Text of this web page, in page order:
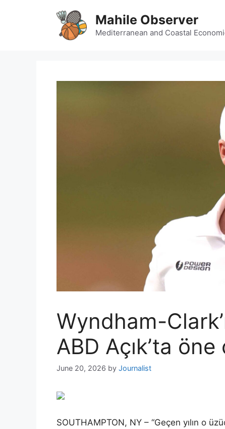
Mahile Observer
Mediterranean and Coastal
Wyndham-
ABD Açık’ta öne
June 20, 2026 by Journalist
SOUTHAMPTON, NY – “Geçen yılın o